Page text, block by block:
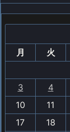
月
火
3
4
10
11
17
18